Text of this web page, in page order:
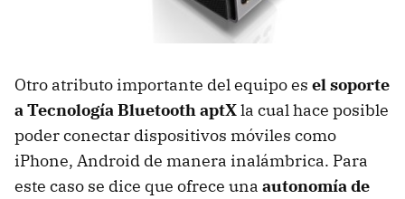
Otro atributo importante del equipo es el soporte
a Tecnología Bluetooth aptXla cual hace posible
poder conectar dispositivos móviles como
iPhone, Android de manera inalámbrica. Para
este caso se dice que ofrece una autonomía de